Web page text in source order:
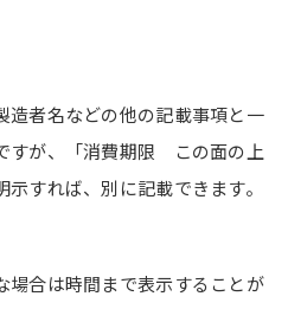
造者名などの他の記載事項と一
すが、「消費期限 この面の上
すれば、別に記載できます。
場合は時間まで表示することが